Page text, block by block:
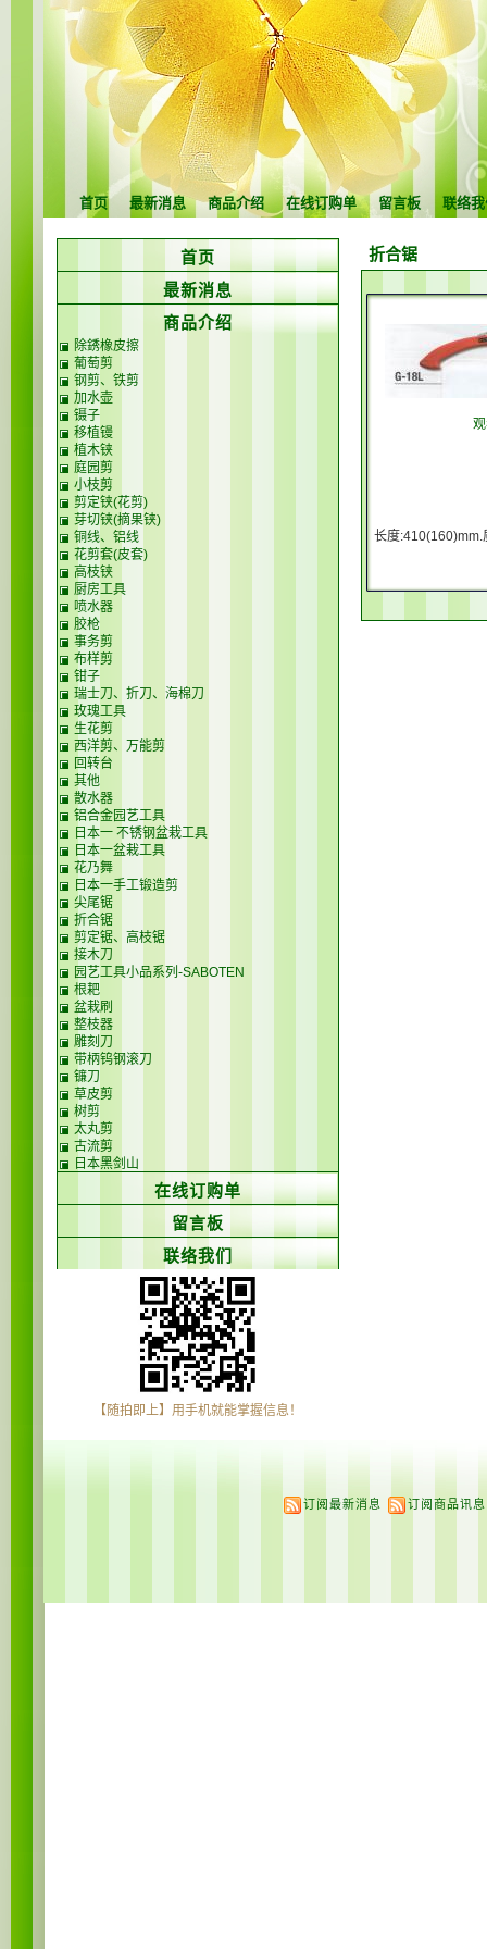
首页 最新消息 商品介绍 在线订购单 留言板 联络
折合锯
长度:410(160)mm.
首页
最新消息
商品介绍
除銹橡皮擦
葡萄剪
钢剪、铁剪
加水壶
镊子
移植镘
植木铗
庭园剪
小枝剪
剪定铗(花剪)
芽切铗(摘果铗)
铜线、铝线
花剪套(皮套)
高枝铗
厨房工具
喷水器
胶枪
事务剪
布样剪
钳子
瑞士刀、折刀、海棉刀
玫瑰工具
生花剪
西洋剪、万能剪
回转台
其他
散水器
铝合金园艺工具
日本一 不锈钢盆栽工具
日本一盆栽工具
花乃舞
日本一手工锻造剪
尖尾锯
折合锯
剪定锯、高枝锯
接木刀
园艺工具小品系列-SABOTEN
根耙
盆栽刷
整枝器
雕刻刀
带柄钨钢滚刀
镰刀
草皮剪
树剪
太丸剪
古流剪
日本黑剑山
在线订购单
留言板
联络我们
【随拍即上】用手机就能掌握信息！
订阅最新消息 订阅商品讯息